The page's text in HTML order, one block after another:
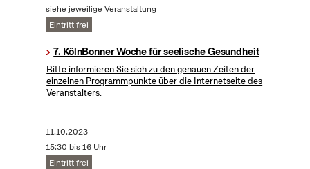
siehe jeweilige Veranstaltung
Eintritt frei
7. KölnBonner Woche für seelische Gesundheit
Bitte informieren Sie sich zu den genauen Zeiten der
einzelnen Programmpunkte über die Internetseite des
Veranstalters.
11.10.2023
15:30 bis 16 Uhr
Eintritt frei